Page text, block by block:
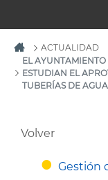
ACTUALIDAD
EL
ESTUDIAN EL
TUBERÍAS DE
Volver
Gestión